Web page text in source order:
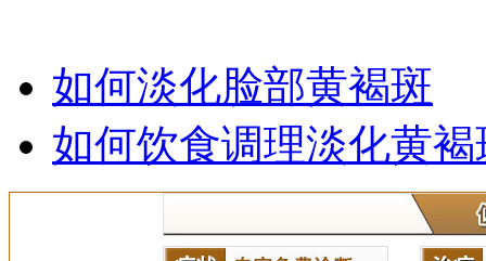
如何淡化脸部黄褐斑
如何饮食调理淡化黄褐